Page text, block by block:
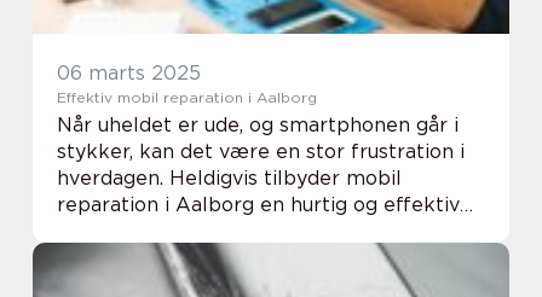
06 marts 2025
Effektiv mobil reparation i Aalborg
Når uheldet er ude, og smartphonen går i
stykker, kan det være en stor frustration i
hverdagen. Heldigvis tilbyder mobil
reparation i Aalborg en hurtig og effektiv
Med en...